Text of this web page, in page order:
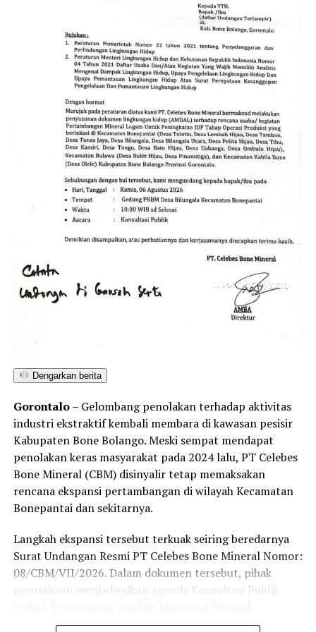
(PENAS) Petani dan Nelayan 2026. Agenda akbar
tersebut dijadwalkan menghentak pada Rabu
(24/06/2026) di Gelanggang Olahraga (GOR) David-
Tonny, Kabupaten Gorontalo.
Puncak penutupan PENAS 2026 tersebut direncanakan
bakal dihadiri langsung oleh Presiden Republik
Indonesia Prabowo Subianto, didampingi jajaran
menteri Kabinet Merah Putih serta para kepala daerah
se-Indonesia.
Pantauan di lokasi, agenda malam silaturahmi ini turut
dihadiri oleh sederet tokoh elite politik dan pejabat
daerah Gorontalo. Tampak hadir di antaranya Sulyanto
Pateda, Adhan Dambea, Indra Gobel, Nuraini Aini
Sompie, Nelson Pomalingo, Syarif Mbuinga, hingga
Limonu Hippy. Hadirnya para pemangku kepentingan ini
mempertegas solidnya sinergitas pentaheliks untuk
mengawal kedaulatan pangan dan akselerasi
pembangunan infrastruktur pertanian di Provinsi
ASOSIASI PEDAGANG PASAR
BERITA PERTANIAN GORONTALO
GOR DAVID TONNY
HKTI PROVINSI GORONTALO
INFO GORONTALO HARI INI
KEDAULATAN PANGAN DAERAH
KULINER RAHANG TUNA
NELSON POMALINGO
PARTAI GERINDRA GORONTALO
PENAS PETANI NELAYAN 2026
PRESIDEN PRABOWO SUBIANTO
SILATURAHMI WAMENTAN SUDARYONO DI GORONTALO
TANI MERDEKA GORONTALO
UP NEXT
Bakar Adrenalin Pejuang Pangan Daerah
DON'T MISS
Bergeser dari Evaluasi Rapor: Orang Tua Keluhkan Dana
Pembangunan Saat Rapat di SMA 3 Gorontalalo
Dengarkan berita
Gorontalo– Gelombang penolakan terhadap aktivitas
industri ekstraktif kembali membara di kawasan pesisir
Kabupaten Bone Bolango. Meski sempat mendapat
penolakan keras masyarakat pada 2024 lalu, PT Celebes
Bone Mineral (CBM) disinyalir tetap memaksakan
rencana ekspansi pertambangan di wilayah Kecamatan
Bonepantai dan sekitarnya.
Langkah ekspansi tersebut terkuak seiring beredarnya
Surat Undangan Resmi PT Celebes Bone Mineral Nomor:
08/CBM/VII/2026. Dalam dokumen tersebut, pihak
perusahaan menjadwalkan agenda Konsultasi Publik
Lingkungan (Amdal) pada Kamis (6/8/2026) di